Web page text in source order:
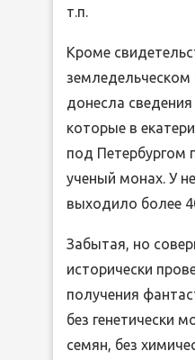
т.п.
Кроме
земледельческом
донесла
которые в
под Петербургом
ученый монах. У
выходило более
Забытая, но
исторически
получения
без генетически
семян, без